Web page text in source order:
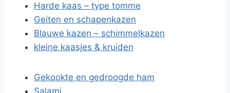
Harde kaas – type tomme
Geiten en schapenkazen
Blauwe kazen – schimmelkazen
kleine kaasjes & kruiden
Gekookte en gedroogde ham
Salami